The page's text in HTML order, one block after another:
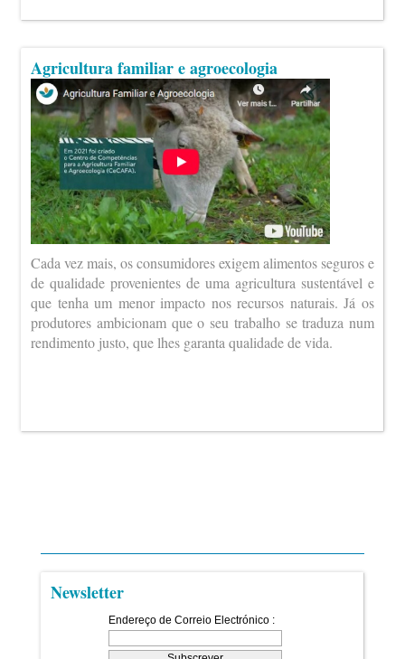
Agricultura familiar e agroecologia
Cada vez mais, os consumidores exigem alimentos seguros e
de qualidade provenientes de uma agricultura sustentável e
que tenha um menor impacto nos recursos naturais. Já os
produtores ambicionam que o seu trabalho se traduza num
rendimento justo, que lhes garanta qualidade de vida.
Newsletter